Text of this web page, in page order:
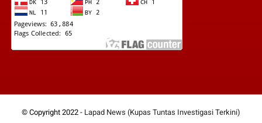
© Copyright 2022 - Lapad News (Kupas Tuntas Investigasi Terkini)